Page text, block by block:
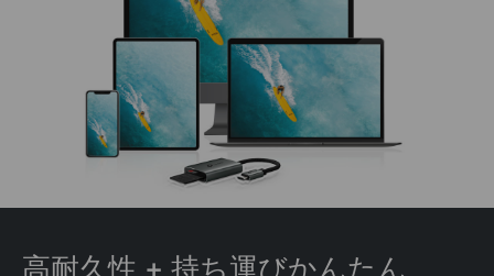
高耐久性 + 持ち運びかんたん